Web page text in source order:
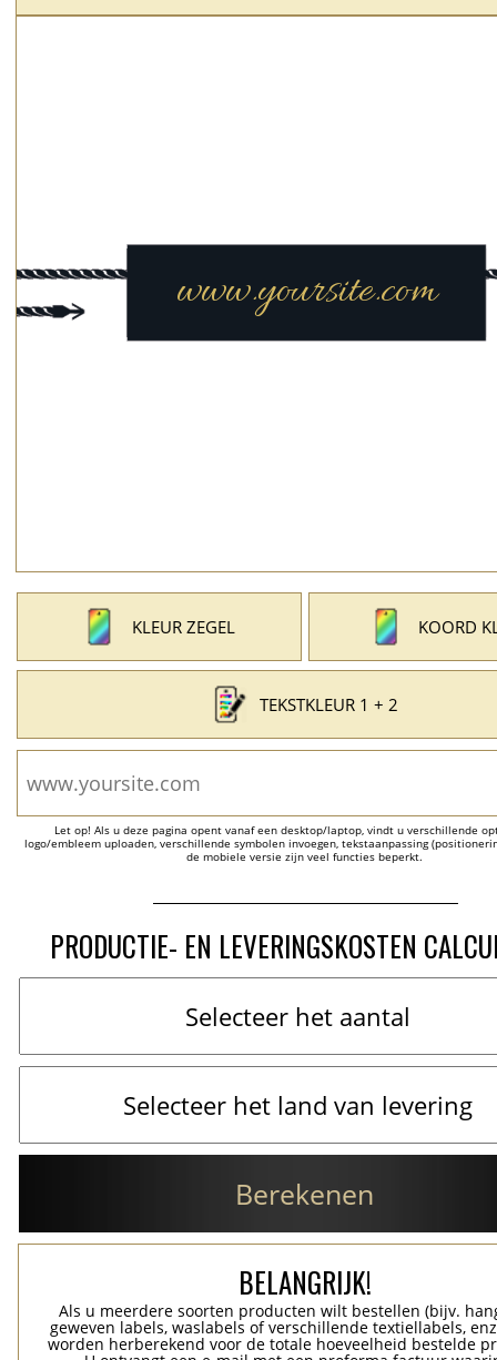
KLEUR ZEGEL KOORD
TEKSTKLEUR 1 + 2
Let op! Als u deze pagina opent vanaf een desktop/laptop, vindt u verschillende
logo/embleem uploaden, verschillende symbolen invoegen, tekstaanpassing
de mobiele versie zijn veel functies beperkt.
PRODUCTIE- EN LEVERINGSKOSTEN
Berekenen
BELANGRIJK!
Als u meerdere soorten producten wilt bestellen (bijv.
geweven labels, waslabels of verschillende textiellabels,
worden herberekend voor de totale hoeveelheid bestelde